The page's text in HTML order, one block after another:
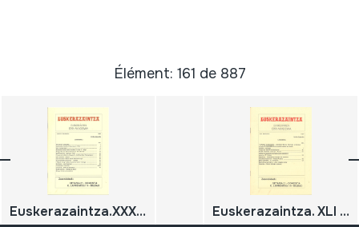
Élément: 161 de 887
Euskerazaintza.XXXVII zenbakia 1996 Euskerazaintza. XLI zenbakia 1997